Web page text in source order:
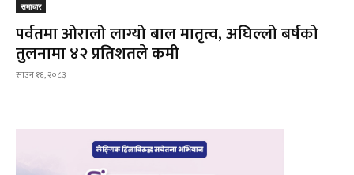
समाचार
पर्वतमा ओरालो लाग्यो बाल मातृत्व, अघिल्लो बर्षको
तुलनामा ४२ प्रतिशतले कमी
साउन १६, २०८३